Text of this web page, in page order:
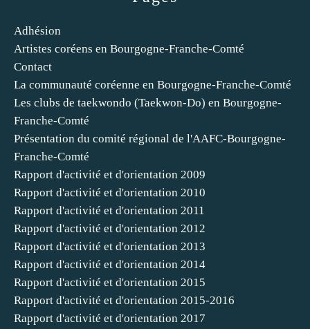
Adhésion
Artistes coréens en Bourgogne-Franche-Comté
Contact
La communauté coréenne en Bourgogne-Franche-Comté
Les clubs de taekwondo (Taekwon-Do) en Bourgogne-
Franche-Comté
Présentation du comité régional de l'AAFC-Bourgogne-
Franche-Comté
Rapport d'activité et d'orientation 2009
Rapport d'activité et d'orientation 2010
Rapport d'activité et d'orientation 2011
Rapport d'activité et d'orientation 2012
Rapport d'activité et d'orientation 2013
Rapport d'activité et d'orientation 2014
Rapport d'activité et d'orientation 2015
Rapport d'activité et d'orientation 2015-2016
Rapport d'activité et d'orientation 2017